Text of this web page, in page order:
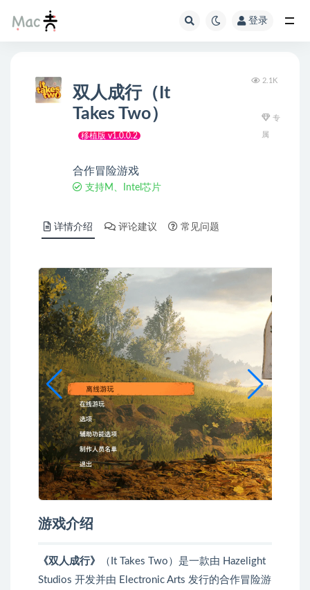
登录
双人成行（It
Takes Two）
移植版 v1.0.0.2
合作冒险游戏
支持M、Intel芯片
2.1K
专
属
详情介绍 评论建议 常见问题
游戏介绍
《双人成行》
（It Takes Two）是一款由 Hazelight
Studios 开发并由 Electronic Arts 发行的合作冒险游